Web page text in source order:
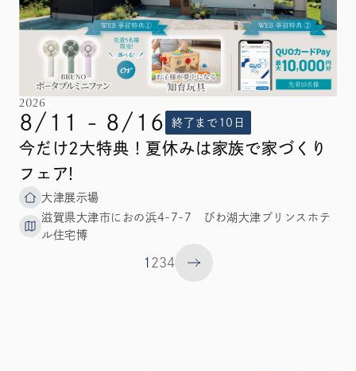
2026
8/11 - 8/16 終了まで10日
今だけ2大特典！夏休みは家族で家づくり
フェア!
大津展示場
滋賀県大津市におの浜4-7-7 びわ湖大津プリンスホテ
ル住宅博
1 234